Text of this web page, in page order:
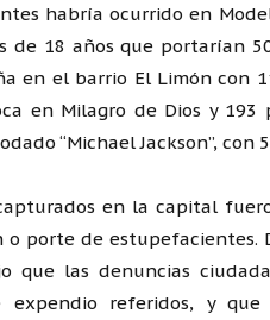
habría ocurrido en
de 18 años que portarían
en el barrio El Limón con
en Milagro de Dios y
“Michael Jackson”,
en la capital
o porte de estupefacientes.
que las denuncias
expendio referidos, y